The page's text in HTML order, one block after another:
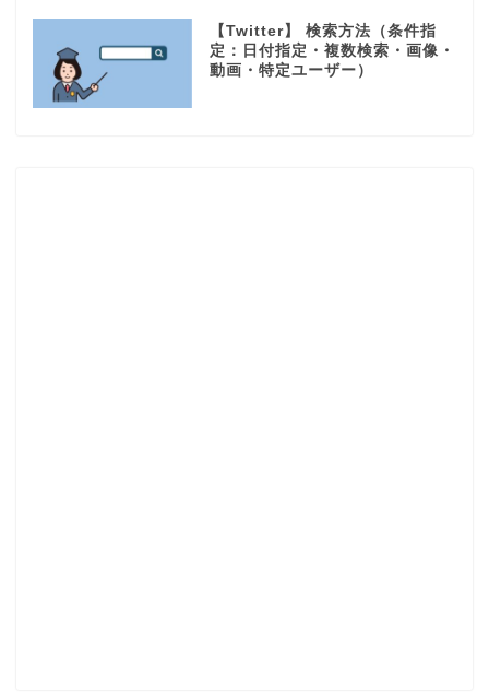
【Twitter】 検索方法（条件指
定：日付指定・複数検索・画像・
動画・特定ユーザー）